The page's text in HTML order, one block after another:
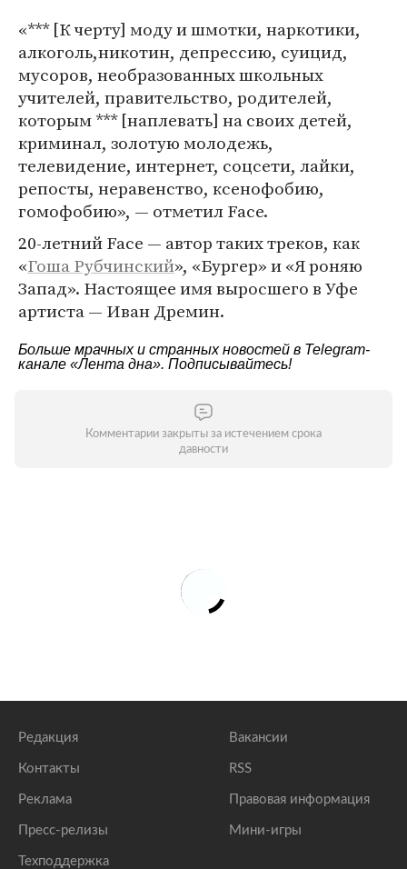
«*** [К черту] моду и шмотки, наркотики,
алкоголь,никотин, депрессию, суицид,
мусоров, необразованных школьных
учителей, правительство, родителей,
которым *** [наплевать] на своих детей,
криминал, золотую молодежь,
телевидение, интернет, соцсети, лайки,
репосты, неравенство, ксенофобию,
гомофобию», — отметил Face.
20-летний Face — автор таких треков, как
«Гоша Рубчинский», «Бургер» и «Я роняю
Запад». Настоящее имя выросшего в Уфе
артиста — Иван Дремин.
Больше мрачных и странных новостей в Telegram-
канале «Лента дна». Подписывайтесь!
Комментарии закрыты за истечением срока
давности
Редакция
Контакты
Реклама
Пресс-релизы
Техподдержка
Вакансии
RSS
Правовая информация
Мини-игры